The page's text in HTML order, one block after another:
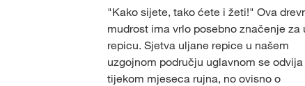
"Kako sijete, tako ćete i žeti!" Ova
mudrost ima vrlo posebno značenje za
repicu. Sjetva uljane repice u našem
uzgojnom području uglavnom se odvija
tijekom mjeseca rujna, no ovisno o